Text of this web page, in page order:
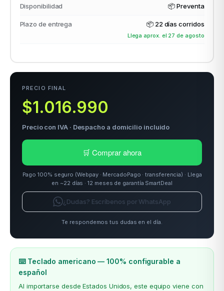
Disponibilidad 📦 Preventa
Plazo de entrega 📦 22 días corridos
Llega aprox. el 27 de agosto
PRECIO FINAL
$1.016.990
Precio con IVA · Despacho a domicilio incluido
🛒 Comprar ahora
Pago 100% seguro (Webpay · MercadoPago · transferencia) · Llega
en ~22 días · 12 meses de garantía SmartDeal
¿Dudas? Escríbenos por WhatsApp
Te respondemos tus dudas en el día.
⌨️ Teclado americano — 100% configurable a
español
Al importarse desde Estados Unidos, este equipo viene con